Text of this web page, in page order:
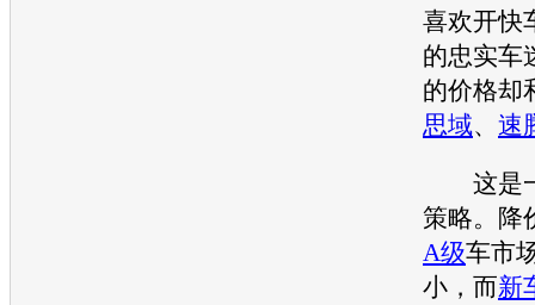
喜欢开快
的忠实车
的价格却
思域、 速
这是
策略。降
A级车市
小，而新